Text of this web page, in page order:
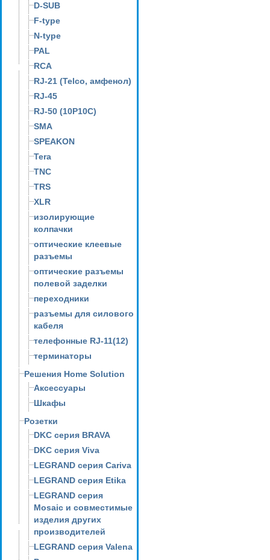
D-SUB
F-type
N-type
PAL
RCA
RJ-21 (Telco, амфенол)
RJ-45
RJ-50 (10P10C)
SMA
SPEAKON
Tera
TNC
TRS
XLR
изолирующие
колпачки
оптические клеевые
разъемы
оптические разъемы
полевой заделки
переходники
разъемы для силового
кабеля
телефонные RJ-11(12)
терминаторы
Решения Home Solution
Аксессуары
Шкафы
Розетки
DKC серия BRAVA
DKC серия Viva
LEGRAND серия Cariva
LEGRAND серия Etika
LEGRAND серия
Mosaic и совместимые
изделия других
производителей
LEGRAND серия Valena